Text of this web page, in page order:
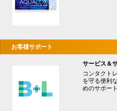
お客様サポート
サービス＆
コンタクト
を守る便利
めのサポー